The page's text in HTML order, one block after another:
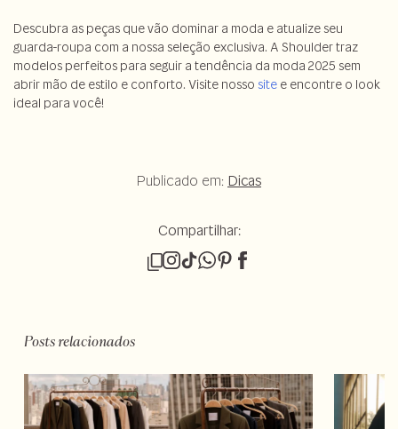
Descubra as peças que vão dominar a moda e atualize seu
guarda-roupa com a nossa seleção exclusiva. A Shoulder traz
modelos perfeitos para seguir a tendência da moda 2025 sem
abrir mão de estilo e conforto. Visite nosso site e encontre o look
ideal para você!
Publicado em: Dicas
Compartilhar:
Posts relacionados